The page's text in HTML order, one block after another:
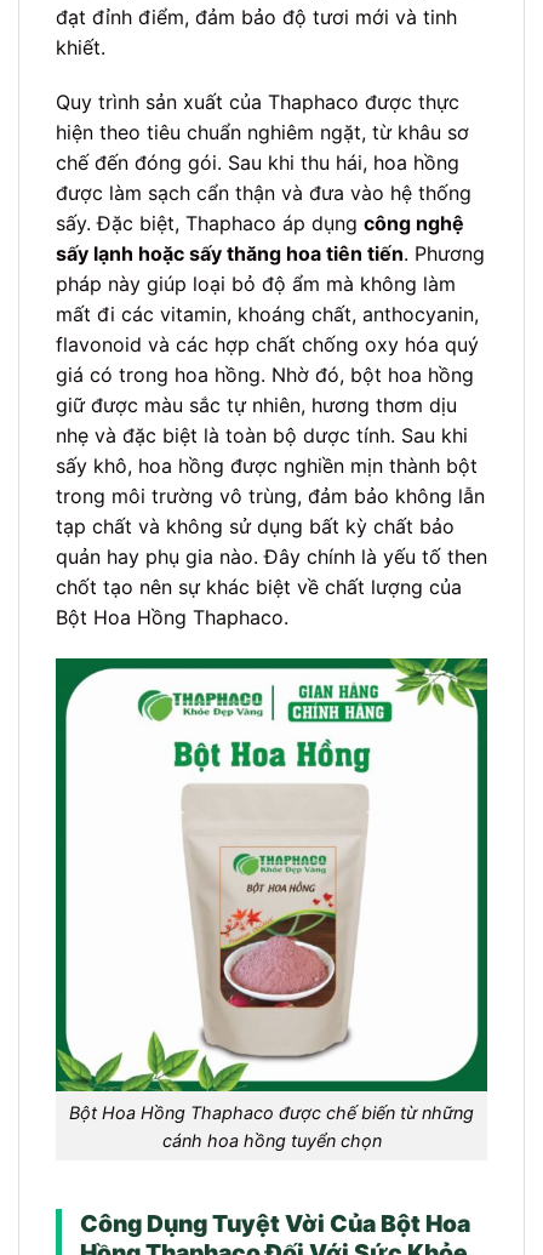
đạt đỉnh điểm, đảm bảo độ tươi mới và tinh
khiết.
Quy trình sản xuất của Thaphaco được thực
hiện theo tiêu chuẩn nghiêm ngặt, từ khâu sơ
chế đến đóng gói. Sau khi thu hái, hoa hồng
được làm sạch cẩn thận và đưa vào hệ thống
sấy. Đặc biệt, Thaphaco áp dụng công nghệ
sấy lạnh hoặc sấy thăng hoa tiên tiến. Phương
pháp này giúp loại bỏ độ ẩm mà không làm
mất đi các vitamin, khoáng chất, anthocyanin,
flavonoid và các hợp chất chống oxy hóa quý
giá có trong hoa hồng. Nhờ đó, bột hoa hồng
giữ được màu sắc tự nhiên, hương thơm dịu
nhẹ và đặc biệt là toàn bộ dược tính. Sau khi
sấy khô, hoa hồng được nghiền mịn thành bột
trong môi trường vô trùng, đảm bảo không lẫn
tạp chất và không sử dụng bất kỳ chất bảo
quản hay phụ gia nào. Đây chính là yếu tố then
chốt tạo nên sự khác biệt về chất lượng của
Bột Hoa Hồng Thaphaco.
Bột Hoa Hồng Thaphaco được chế biến từ những
cánh hoa hồng tuyển chọn
Công Dụng Tuyệt Vời Của Bột Hoa